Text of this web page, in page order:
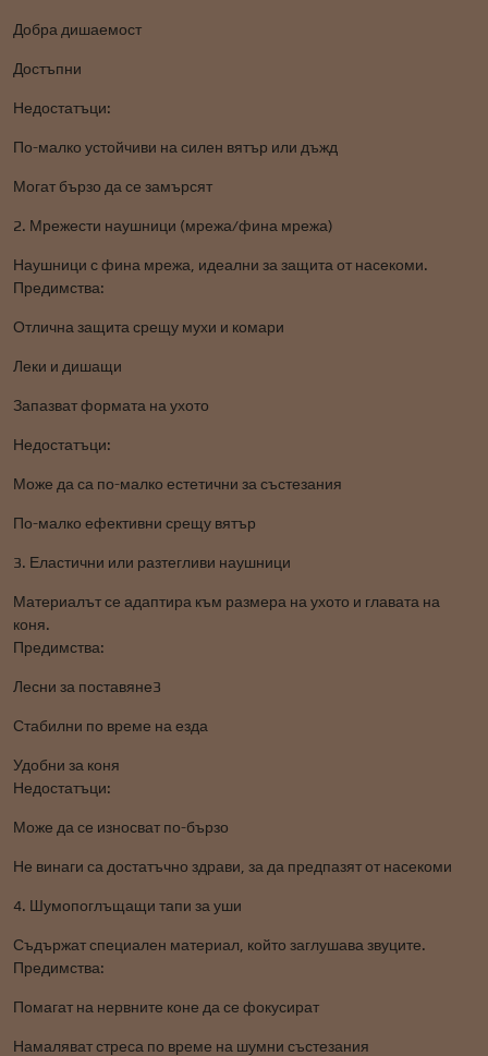
Добра дишаемост
Достъпни
Недостатъци:
По-малко устойчиви на силен вятър или дъжд
Могат бързо да се замърсят
2. Мрежести наушници (мрежа/фина мрежа)
Наушници с фина мрежа, идеални за защита от насекоми.
Предимства:
Отлична защита срещу мухи и комари
Леки и дишащи
Запазват формата на ухото
Недостатъци:
Може да са по-малко естетични за състезания
По-малко ефективни срещу вятър
3. Еластични или разтегливи наушници
Материалът се адаптира към размера на ухото и главата на
коня.
Предимства:
Лесни за поставяне3
Стабилни по време на езда
Удобни за коня
Недостатъци:
Може да се износват по-бързо
Не винаги са достатъчно здрави, за да предпазят от насекоми
4. Шумопоглъщащи тапи за уши
Съдържат специален материал, който заглушава звуците.
Предимства:
Помагат на нервните коне да се фокусират
Намаляват стреса по време на шумни състезания